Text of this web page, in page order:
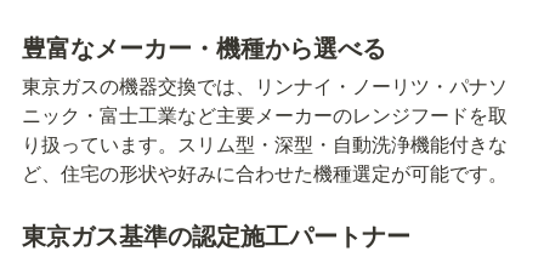
豊富なメーカー・機種から選べる
東京ガスの機器交換では、リンナイ・ノーリツ・パナソ
ニック・富士工業など主要メーカーのレンジフードを取
り扱っています。スリム型・深型・自動洗浄機能付きな
ど、住宅の形状や好みに合わせた機種選定が可能です。
東京ガス基準の認定施工パートナー